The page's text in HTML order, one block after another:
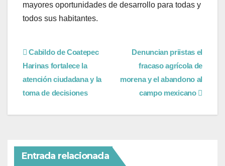
mayores oportunidades de desarrollo para todas y
todos sus habitantes.
Denuncian priistas el
fracaso agrícola de
morena y el abandono al
campo mexicano
Cabildo de Coatepec
Harinas fortalece la
atención ciudadana y la
toma de decisiones
Entrada relacionada